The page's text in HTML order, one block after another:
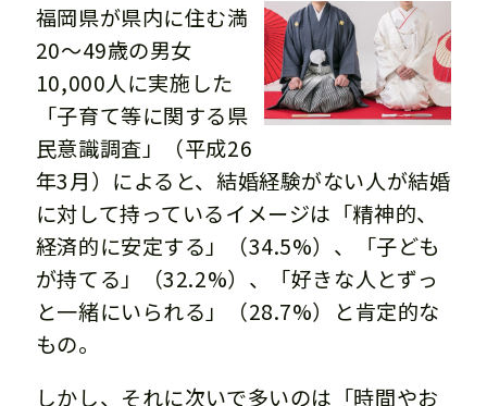
福岡県が県内に住む満
20～49歳の男女
10,000人に実施した
「子育て等に関する県
民意識調査」（平成26
年3月）によると、結婚経験がない人が結婚
に対して持っているイメージは「精神的、
経済的に安定する」（34.5%）、「子ども
が持てる」（32.2%）、「好きな人とずっ
と一緒にいられる」（28.7%）と肯定的な
もの。
しかし、それに次いで多いのは「時間やお